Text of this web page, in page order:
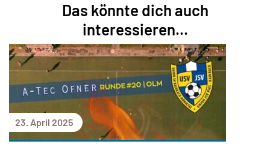
Das könnte dich auch
interessieren...
23. April 2025